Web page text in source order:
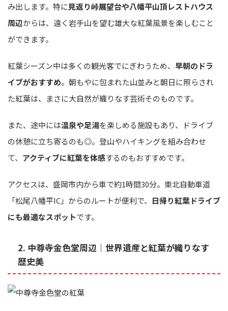
み出します。特に見返り峠展望台や八幡平山頂レストハウス
周辺からは、遠く岩手山を望む雄大な紅葉風景を楽しむこと
ができます。
紅葉シーズン中は多くの観光客でにぎわうため、 早朝のドラ
イブがおすすめ。朝もやに包まれた山並みと朝日に照らされ
た紅葉は、まさに大自然が織りなす芸術そのものです。
また、途中には温泉や足湯を楽しめる施設もあり、ドライブ
の休憩に立ち寄るのも◎。登山やハイキングを組み合わせ
て、 アクティブに紅葉を体感するのもおすすめです。
アクセスは、盛岡市内から車で約1時間30分。東北自動車道
「松尾八幡平IC」からのルートが便利で、 日帰り紅葉ドライブ
にも最適なスポットです。
2. 中尊寺金色堂周辺｜世界遺産と紅葉が織りなす
歴史美